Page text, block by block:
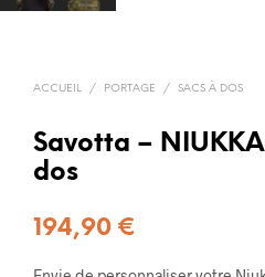
ACCUEIL / PORTAGE / SACS À DOS
Savotta –
dos
194,90 €